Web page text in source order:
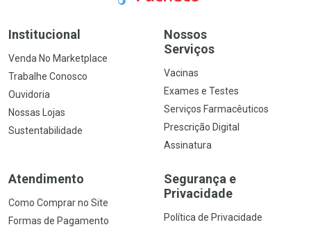
Institucional
Venda No Marketplace
Trabalhe Conosco
Ouvidoria
Nossas Lojas
Sustentabilidade
Nossos
Serviços
Vacinas
Exames e Testes
Serviços Farmacêuticos
Prescrição Digital
Assinatura
Atendimento
Como Comprar no Site
Formas de Pagamento
Segurança e
Privacidade
Política de Privacidade